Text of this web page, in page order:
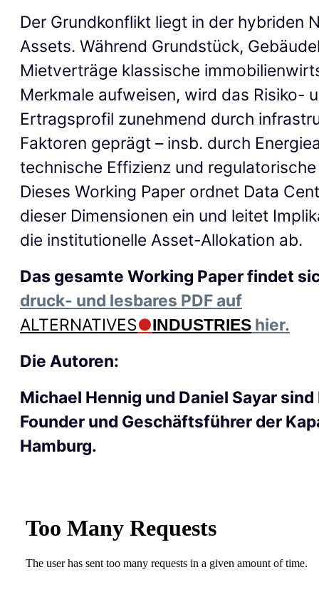
Der Grundkonflikt liegt in der hybriden
Assets. Während Grundstück,
Mietverträge klassische
Merkmale aufweisen, wird das Risiko-
Ertragsprofil zunehmend durch
Faktoren geprägt – insb. durch
technische Effizienz und
Dieses Working Paper ordnet Data
dieser Dimensionen ein und leitet
die institutionelle Asset-Allokation ab.
Das gesamte Working Paper findet
druck- und lesbares PDF auf
ALTERNATIVES●INDUSTRIES hier.
Die Autoren:
Michael Hennig und Daniel Sayar
Founder und Geschäftsführer der
Hamburg.